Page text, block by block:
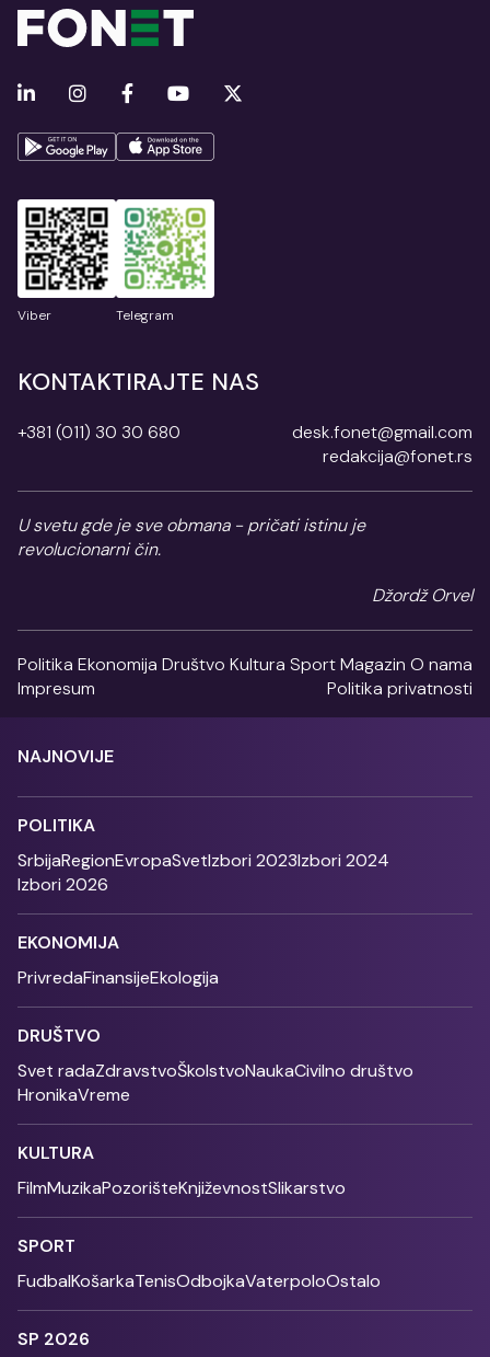
Viber Telegram
KONTAKTIRAJTE NAS
+381 (011) 30 30 680
desk.fonet@gmail.com
redakcija@fonet.rs
U svetu gde je sve obmana - pričati istinu je
revolucionarni čin.
Džordž Orvel
Politika Ekonomija Društvo Kultura SportMagazin O nama
Impresum
Politika privatnosti
NAJNOVIJE
POLITIKA
SrbijaRegionEvropaSvetIzbori 2023Izbori 2024
Izbori 2026
EKONOMIJA
PrivredaFinansijeEkologija
DRUŠTVO
Svet radaZdravstvoŠkolstvoNaukaCivilno društvo
HronikaVreme
KULTURA
FilmMuzikaPozorišteKnjiževnostSlikarstvo
SPORT
FudbalKošarkaTenisOdbojkaVaterpoloOstalo
SP 2026